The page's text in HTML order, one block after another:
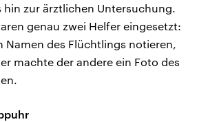
hin zur ärztlichen Untersuchung.
genau zwei Helfer eingesetzt:
Namen des Flüchtlings notieren,
machte der andere ein Foto des